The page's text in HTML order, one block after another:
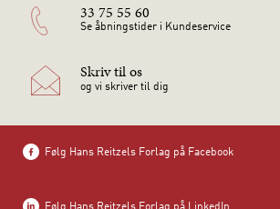
33 75 55 60
Se åbningstider i Kundeservice
Skriv til os
og vi skriver til dig
Følg Hans Reitzels Forlag på Facebook